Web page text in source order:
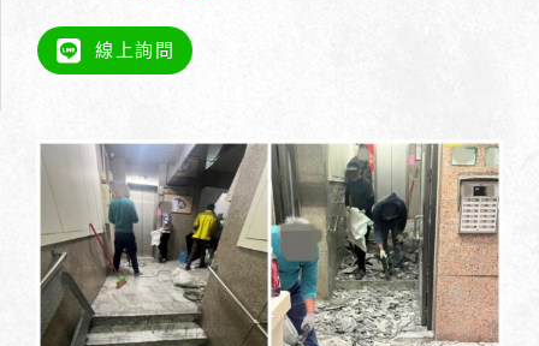
線上詢問